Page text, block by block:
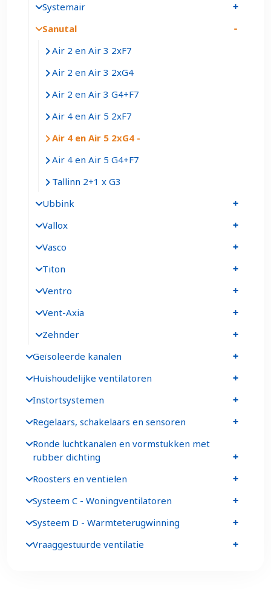
Systemair
Sanutal
Air 2 en Air 3 2xF7
Air 2 en Air 3 2xG4
Air 2 en Air 3 G4+F7
Air 4 en Air 5 2xF7
Air 4 en Air 5 2xG4
Air 4 en Air 5 G4+F7
Tallinn 2+1 x G3
Ubbink
Vallox
Vasco
Titon
Ventro
Vent-Axia
Zehnder
Geïsoleerde kanalen
Huishoudelijke ventilatoren
Instortsystemen
Regelaars, schakelaars en sensoren
Ronde luchtkanalen en vormstukken met
rubber dichting
Roosters en ventielen
Systeem C - Woningventilatoren
Systeem D - Warmteterugwinning
Vraaggestuurde ventilatie